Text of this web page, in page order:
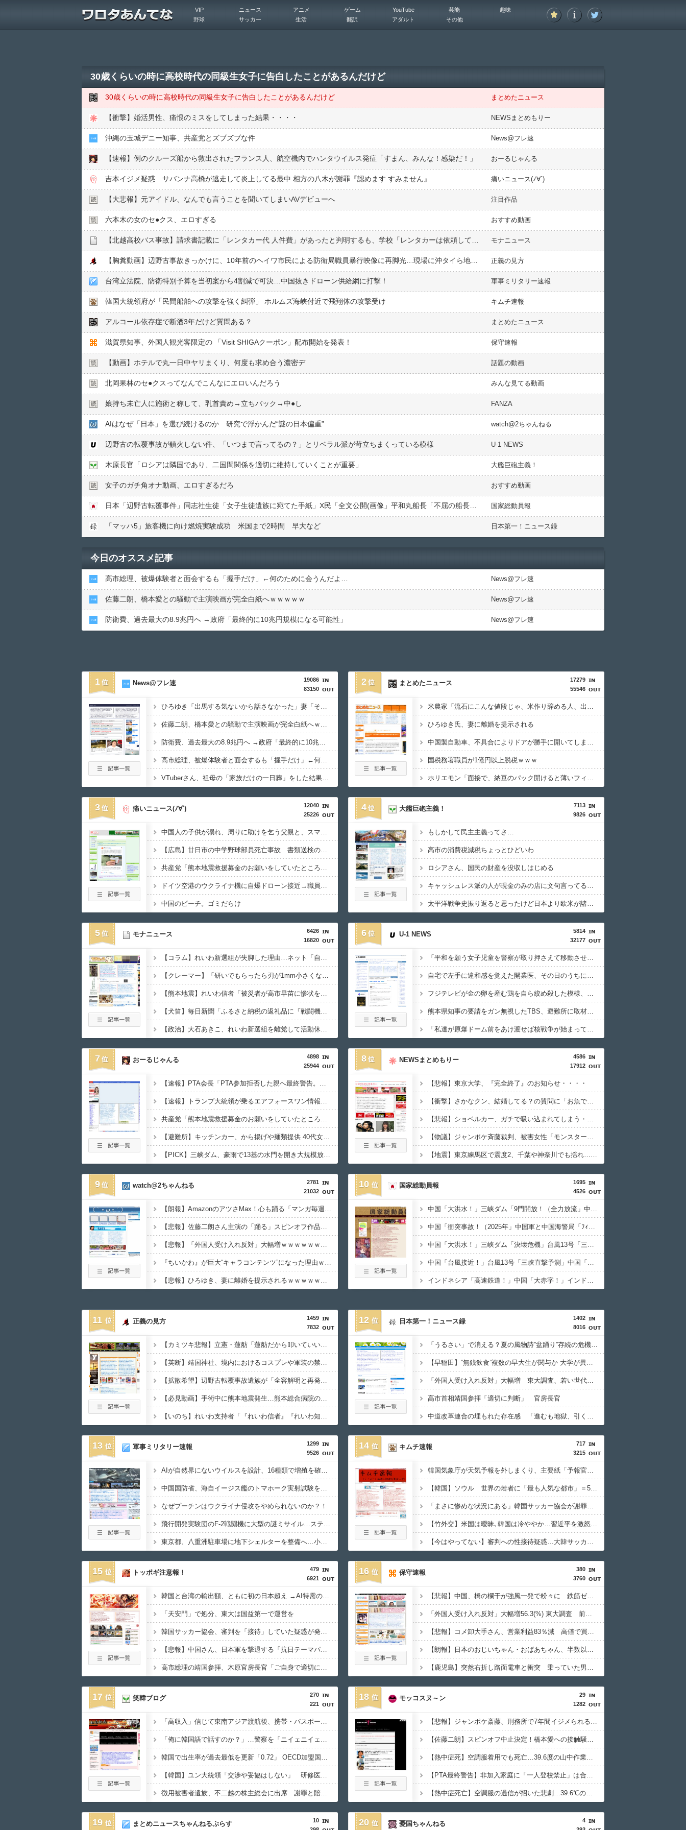
VIP ニュース アニメ ゲーム YouTube 芸能
趣味
野球
サッカー 生活 翻訳 アダルト その他
30歳くらいの時に高校時代の同級生女子に告白したことがあるんだけど
30歳くらいの時に高校時代の同級生女子に告白したことがあるんだけど まとめたニュース
【衝撃】婚活男性、痛恨のミスをしてしまった結果・・・・ NEWSまとめもりー
沖縄の玉城デニー知事、共産党とズブズブな件 News@フレ速
【速報】例のクルーズ船から救出されたフランス人、航空機内でハンタウイルス発症「すまん、みんな！感染だ！」 おーるじゃんる
吉本イジメ疑惑 サバンナ高橋が逃走して炎上してる最中 相方の八木が謝罪『認めます すみません』 痛いニュース(ﾉ∀`)
【大悲報】元アイドル、なんでも言うことを聞いてしまいAVデビューへ 注目作品
六本木の女のセ●︎クス、エロすぎる おすすめ動画
モナニュース
正義の見方
台湾立法院、防衛特別予算を当初案から4割減で可決…中国抜きドローン供給網に打撃！ 軍事ミリタリー速報
韓国大統領府が「民間船舶への攻撃を強く糾弾」 ホルムズ海峡付近で飛翔体の攻撃受け キムチ速報
アルコール依存症で断酒3年だけど質問ある？ まとめたニュース
滋賀県知事、外国人観光客限定の 「Visit SHIGAクーポン」配布開始を発表！ 保守速報
【動画】ホテルで丸一日中ヤリまくり、何度も求め合う濃密デ 話題の動画
北岡果林のセ●︎クスってなんでこんなにエロいんだろう みんな見てる動画
娘持ち未亡人に施術と称して、乳首責め→立ちバック→中●︎し FANZA
AIはなぜ「日本」を選び続けるのか 研究で浮かんだ“謎の日本偏重” watch@2ちゃんねる
辺野古の転覆事故が鎮火しない件、「いつまで言ってるの？」とリベラル派が苛立ちまくっている模様 U-1 NEWS
木原長官「ロシアは隣国であり、二国間関係を適切に維持していくことが重要」 大艦巨砲主義！
女子のガチ角オナ動画、エロすぎるだろ おすすめ動画
国家総動員報
「マッハ5」旅客機に向け燃焼実験成功 米国まで2時間 早大など 日本第一！ニュース録
今日のオススメ記事
高市総理、被爆体験者と面会するも「握手だけ」←何のために会うんだよ… News@フレ速
佐藤二朗、橋本愛との騒動で主演映画が完全白紙へｗｗｗｗｗ News@フレ速
防衛費、過去最大の8.9兆円へ →政府「最終的に10兆円規模になる可能性」 News@フレ速
1
19086
83150
News@フレ速
ひろゆき「出馬する気ないから話さなかった」妻「それでも不誠実だろ」→離婚協議へｗｗｗｗｗ
佐藤二朗、橋本愛との騒動で主演映画が完全白紙へｗｗｗｗｗ
防衛費、過去最大の8.9兆円へ →政府「最終的に10兆円規模になる可能性」
高市総理、被爆体験者と面会するも「握手だけ」←何のために会うんだよ…
VTuberさん、祖母の「家族だけの一日葬」をした結果ｗｗｗｗｗｗｗ
2
17279
55546
まとめたニュース
米農家「流石にこんな値段じゃ、米作り辞める人、出るんじゃないかなあ？？」
ひろゆき氏、妻に離婚を提示される
中国製自動車、不具合によりドアが勝手に開いてしまう件
国税務署職員が1億円以上脱税ｗｗｗ
ホリエモン「面接で、納豆のパック開けると薄いフィルム入ってるけどあれなんのためか教えてって聞くわけ」
3
12040
25226
痛いニュース(ﾉ∀`)
中国人の子供が溺れ、周りに助けを乞う父親と、スマホを向けてインプレ稼ぎの見物人
【広島】廿日市の中学野球部員死亡事故 書類送検の医師、別人のCT画像で診察した疑い 頭部出血に気づかなかった可能性
共産党「熊本地震救援募金のお願いをしていたところ、中指を立てられました。嫌がらせ酷い」
ドイツ空港のウクライナ機に自爆ドローン接近→職員が蹴り落とす→偶然起爆装置が壊れセーフ
中国のビーチ。ゴミだらけ
4
7113
9826
大艦巨砲主義！
もしかして民主主義ってさ…
高市の消費税減税ちょっとひどいわ
ロシアさん、国民の財産を没収しはじめる
キャッシュレス派の人が現金のみの店に文句言ってるのってどう思う？
太平洋戦争史振り返ると思ったけど日本より欧米が諸悪の根源やん
5
6426
16820
モナニュース
【コラム】れいわ新選組が失脚した理由…ネット「自分達自身がカルト化していることに気づかなかったことが失敗の原因」
【クレーマー】「研いでもらったら刃が1mm小さくなった」 刃物店「刃の欠けを直して研ぎ上げる以上、物理的に鉄が削れてサイズが変わるのは当たり前なんですが…」
【熊本地震】れいわ信者「被災者が高市早苗に惨状を訴えようとしたら男に阻止された！」 ネット「“日蓮大聖人”だの叫んでるカルト信者を近づけないようにしてるだけ」
【犬笛】毎日新聞「ふるさと納税の返礼品に『戦闘機の清掃体験』」→サヨク発狂「徴兵制ガー！」…ネット「どういう論理構造を立てた結果その思考に至ったんだ？」
【政治】大石あきこ、れいわ新選組を離党して活動休止…「スジは通します」とは何だったのか
6
5814
32177
U-1 NEWS
「平和を願う女子児童を警察が取り押さえて移動させた」と市民団体が告発、「児童……どこ？」とガチで困惑する人が続出
自宅で左手に違和感を覚えた開業医、その日のうちに両足が動かなくなり入院すると……
フジテレビが金の卵を産む鶏を自ら絞め殺した模様、社運を賭けたドル箱コンテンツが御蔵入りになってしまい……
熊本県知事の要請をガン無視したTBS、避難所に取材班が押し入ってプライバシーに全く配慮しない報道を……
「私達が原爆ドーム前をあけ渡せば核戦争が始まってしまう」と訴える市民団体、それを聞いた被爆3世の人が……
7
4898
25944
おーるじゃんる
【速報】PTA会長「PTA参加拒否した親へ最終警告。こうなってもいい？」問題になりすぎて即撤回
【速報】トランプ大統領が乗るエアフォースワン情報漏洩事件、流出元はバイデン政権の空軍長官と判明「アクセス権を取り消す」
共産党「熊本地震救援募金のお願いをしていたところ、中指を立てられました。中指がメガネに当たり、危うく怪我をするところでした」
【避難所】キッチンカー、から揚げや麺類提供 40代女性「最高、パン中心の生活には飽き飽きしていて、野菜不足も感じていた」→時事通信タイトル「パンに飽き飽き」
【PICK】三峡ダム、豪雨で13基の水門を開き大規模放流開始か 下流の工場地帯に洪水流入で崩壊はじまる
8
4586
17912
NEWSまとめもりー
【悲報】東京大学、『完全終了』のお知らせ・・・・
【衝撃】さかなクン、結婚してる？の質問に「お魚で幸せ」と答えた結果ｗｗｗ
【悲報】ショベルカー、ガチで吸い込まれてしまう・・・・・
【物議】ジャンポケ斉藤裁判、被害女性「モンスター」斉藤被告「同意と思ってた」←これどっちが勝つの？
【地震】東京練馬区で震度2、千葉や神奈川でも揺れ…お前ら気付いた？
9
2781
21032
watch@2ちゃんねる
【朗報】AmazonのアツさMax！心も踊る「マンガ毎週末セール（50%還元）」2日目襲来！
【悲報】佐藤二朗さん主演の「踊る」スピンオフ作品、結局撮影中止が決定ｗｗｗｗｗｗｗｗｗ
【悲報】「外国人受け入れ反対」大幅増ｗｗｗｗｗｗｗｗｗｗｗｗｗｗｗｗｗｗ
『ちいかわ』が巨大“キャラコンテンツ”になった理由ｗｗｗｗｗｗｗｗｗｗｗ
【悲報】ひろゆき、妻に離婚を提示されるｗｗｗｗｗｗｗｗｗｗｗｗｗｗｗｗ
10
1695
4526
国家総動員報
中国「大洪水！」三峡ダム「9門開放！（全力放流」中国都市「三峡沿線の道路水没」中国政府「高速道路封鎖！」中国ダム「緊急放流に合わせて開門（土砂崩れ発生」→
中国「衝突事故！（2025年」中国軍と中国海警局「ﾌｨﾘﾋﾟﾝ船の追跡中に衝突！（8/11」中国「2人死亡」中国政府「1年間隠蔽」日本「隠蔽された事実報道！（2026年」→
中国「大洪水！」三峡ダム「決壊危機」台風13号「三峡直撃確定」日本「最も強い勢力で接近！（伊勢湾台風級」台風13号と15号「中国本土でぶつかり合う（前代未聞」→
中国「台風接近！」台風13号「三峡直撃予測」中国「上流大洪水！（三峡上流」中国都市「8/5の映像（動画」三峡ダム「緊急放流（決壊危機」中国「下流大水害（震え声」→
インドネシア「高速鉄道！」中国「大赤字！」インドネシア「運営会社の株式購入！（負債対策」中国「はい（巨額負債」インドネシア「700km延伸計画！（実質中止」→
11
1459
7832
正義の見方
【カミツキ悲報】立憲・蓮舫「蓮舫だから叩いていい、との報道に何度も向き合ってきました」→ツッコミ殺到
【英断】靖国神社、境内におけるコスプレや軍装の禁止を発表「厳粛で神聖なる場所」
【拡散希望】辺野古転覆事故遺族が「全容解明と再発防止を求める会」設立 継続的に活動するためと説明、クラファン立ち上げも準備
【必見動画】手術中に熊本地震発生…熊本総合病院の例のカメラ映像、ノーカットver.が公開される
【いのち】れいわ支持者「『れいわ信者』『れいわ知能』は差別的。放送禁止用語にすべき。オールドメディアは配慮を」→かわりにピッタリの名称が爆誕してしまうw
12
1402
8016
日本第一！ニュース録
「うるさい」で消える？夏の風物詩”盆踊り”存続の危機 会場数は20年で半減 騒音対策で”サイレント盆ダンス”も
【早稲田】”無銭飲食”複数の早大生が関与か 大学が異例の注意喚起
「外国人受け入れ反対」大幅増 東大調査、若い世代で多く
高市首相靖国参拝「適切に判断」 官房長官
中道改革連合の埋もれた存在感 「進むも地獄、引くも地獄」3党合流で浮上できるのか⋯有楽町駅前に数百人の支持者ら
13
1299
9526
軍事ミリタリー速報
AIが自然界にないウイルスを設計、16種類で増殖を確認…米スタンフォード大！
中国国防省、海自イージス艦のトマホーク実射試験を批判「国際社会は新型軍国主義を団結して阻止を」！
なぜプーチンはウクライナ侵攻をやめられないのか？！
飛行開発実験団のF-2戦闘機に大型の謎ミサイル…ステルス性と射程1000kmを誇る「最新鋭の空母キラー」か？！
東京都、八重洲駐車場に地下シェルターを整備へ…小池知事「弾道ミサイル攻撃から都民の命と財産守る」！
14
717
3215
キムチ速報
韓国気象庁が天気予報を外しまくり、主要紙「予報官らの資質問題」と酷評
【韓国】ソウル 世界の若者に「最も人気な都市」＝5年連続1位
「まさに惨めな状況にある」韓国サッカー協会が謝罪文を公表
【竹外交】米国は曖昧､韓国は冷ややか…習近平を激怒させた高市発言に｢無言の支持｣を示した国の大胆な手法
【今はやってない】審判への性接待疑惑…大韓サッカー協会が声明「現在は一切発生していない」
15
479
6921
トッポギ注意報！
韓国と台湾の輸出額、ともに初の日本超え →AI特需の恩恵で差
「天安門」で処分、東大は国益第一で運営を
韓国サッカー協会、審判を「接待」していた疑惑が発覚 →日本人２人も対象か
【悲報】中国さん、日本軍を撃退する「抗日テーマパーク」を各地で大量建設
高市総理の靖国参拝、木原官房長官「ご自身で適切に判断」
16
380
3760
保守速報
【悲報】中国、橋の欄干が強風一発で粉々に 鉄筋ゼロ 当局「接着剤でくっつけただけ」「正常で、品質問題はない」
「外国人受け入れ反対」大幅増56.3(%) 東大調査 前回から20ポイント以上の爆増
【悲報】コメ卸大手さん、営業利益83％減 高値で買い込んだ米が売れず「損切り祭り」開幕へ
【朗報】日本のおじいちゃん・おばあちゃん、半数以上がSNSを使いこなしていたｗｗｗｗｗ
【鹿児島】突然右折し路面電車と衝突 乗っていた男女3人は車を放置しダッシュで逃走中
17
270
221
笑韓ブログ
「高収入」信じて東南アジア渡航後、携帯・パスポート奪われ監禁…韓国人の被害急増
「俺に韓国語で話すのか？」…警察を「ニイェニイェニイェ」とからかう韓国滞在外国人の投稿動画が物議
韓国で出生率が過去最低を更新「0.72」 OECD加盟国で唯一 1を下回る
【韓国】ユン大統領「交渉や妥協はしない」 研修医集団ボイコット受け
徴用被害者遺族、不二越の株主総会に出席 謝罪と賠償求める
18
29
1282
モッコスヌ～ン
【悲報】ジャンポケ斎藤、刑務所で7年間イジメられることが確定
【佐藤二朗】スピンオフ中止決定！橋本愛への接触騒動でフジが断念
【熱中症死】空調服着用でも死亡…39.6度の山中作業、対策の限界
【PTA最終警告】非加入家庭に「一人登校禁止」は合法か？法的根拠を徹底検証
【熱中症死亡】空調服の過信が招いた悲劇…39.6℃の現場で何が？
19
10
まとめニュースちゃんねるぷらす 20
4
憂国ちゃんねる